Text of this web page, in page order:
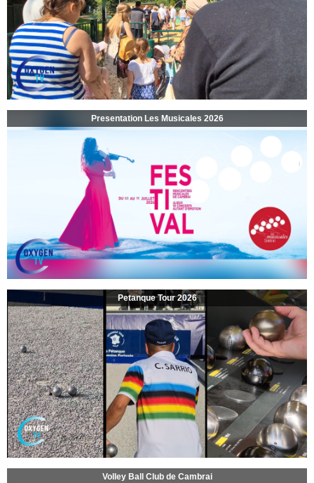
Presentation Les Musicales 2026
Petanque Tour 2026
Volley Ball Club de Cambrai